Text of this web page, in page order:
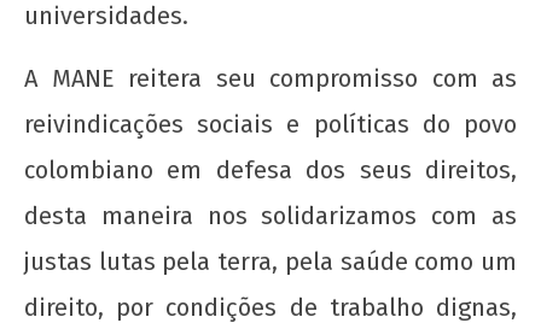
universidades.
A MANE reitera seu compromisso com as
reivindicações sociais e políticas do povo
colombiano em defesa dos seus direitos,
desta maneira nos solidarizamos com as
justas lutas pela terra, pela saúde como um
direito, por condições de trabalho dignas,